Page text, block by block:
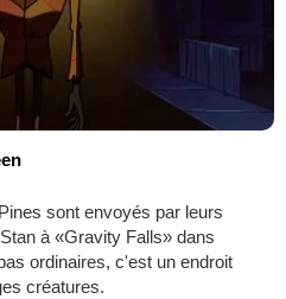
sont envoyés par leurs
à «Gravity Falls» dans
ordinaires, c'est un endroit
créatures.